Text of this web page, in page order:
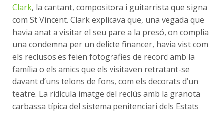
Clark, la cantant, compositora i guitarrista que signa
com St Vincent. Clark explicava que, una vegada que
havia anat a visitar el seu pare a la presó, on complia
una condemna per un delicte financer, havia vist com
els reclusos es feien fotografies de record amb la
família o els amics que els visitaven retratant-se
davant d’uns telons de fons, com els decorats d’un
teatre. La ridícula imatge del reclús amb la granota
carbassa típica del sistema penitenciari dels Estats